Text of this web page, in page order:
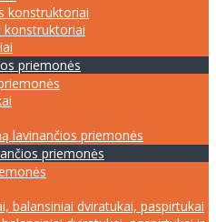
konstruktoriai
konstruktoriai
priemonės
lavinančios priemonės
priemonės
balansiniai dviratukai, paspirtukai